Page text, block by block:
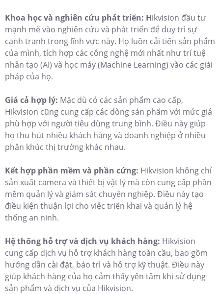
Khoa học và nghiên cứu phát triển: Hikvision đầu tư
mạnh mẽ vào nghiên cứu và phát triển để duy trì sự
cạnh tranh trong lĩnh vực này. Họ luôn cải tiến sản phẩm
của mình, tích hợp các công nghệ mới nhất như trí tuệ
nhân tạo (AI) và học máy (Machine Learning) vào các giải
pháp của họ.
Giá cả hợp lý: Mặc dù có các sản phẩm cao cấp,
Hikvision cũng cung cấp các dòng sản phẩm với mức giá
phù hợp với người tiêu dùng trung bình. Điều này giúp
họ thu hút nhiều khách hàng và doanh nghiệp ở nhiều
phân khúc thị trường khác nhau.
Kết hợp phần mềm và phần cứng: Hikvision không chỉ
sản xuất camera và thiết bị vật lý mà còn cung cấp phần
mềm quản lý và giám sát chuyên nghiệp. Điều này tạo
điều kiện thuận lợi cho việc triển khai và quản lý hệ
thống an ninh.
Hệ thống hỗ trợ và dịch vụ khách hàng: Hikvision
cung cấp dịch vụ hỗ trợ khách hàng toàn cầu, bao gồm
hướng dẫn cài đặt, bảo trì và hỗ trợ kỹ thuật. Điều này
giúp khách hàng của họ cảm thấy yên tâm khi sử dụng
sản phẩm và dịch vụ của Hikvision.